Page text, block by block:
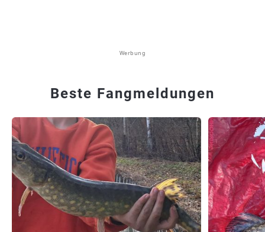
Werbung
Beste Fangmeldungen